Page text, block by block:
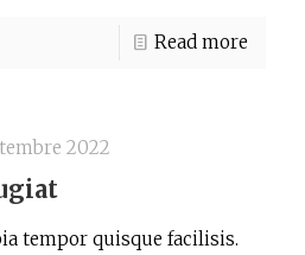
Read more
2022
tempor quisque facilisis.